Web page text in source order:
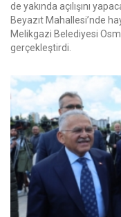
de yakında açılışını
Beyazıt Mahallesi’nde
Melikgazi Belediyesi
gerçekleştirdi.